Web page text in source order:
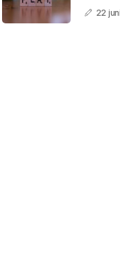
22